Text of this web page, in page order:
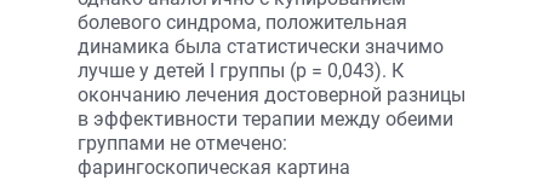
болевого синдрома, положительная
динамика была статистически значимо
лучше у детей I группы (р = 0,043). К
окончанию лечения достоверной разницы
в эффективности терапии между обеими
группами не отмечено:
фарингоскопическая картина